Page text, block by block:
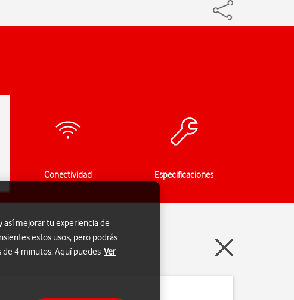
Conectividad Especificaciones
así mejorar tu experiencia de
estos usos, pero podrás
4 minutos. Aquí puedes Ver